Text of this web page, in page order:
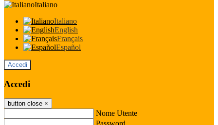
Italiano
Italiano
English
Français
Español
Accedi
Accedi
button close ×
Nome Utente